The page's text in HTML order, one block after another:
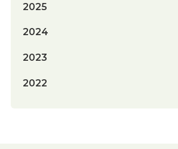
2025
2024
2023
2022